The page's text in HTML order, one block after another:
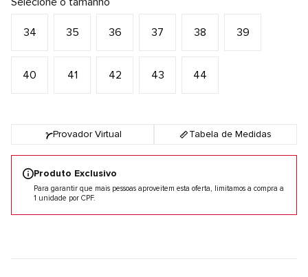
34 35 36 37 38 39
40 41 42 43 44
Provador Virtual Tabela de Medidas
Produto Exclusivo
Para garantir que mais pessoas aproveitem esta oferta, limitamos a compra a
1 unidade por CPF.